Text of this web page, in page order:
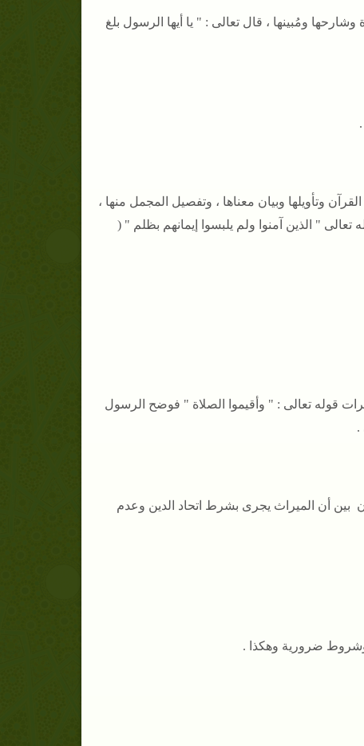
ومُبينها ، قال تعالى : " يا أيها الرسول بلغ
وتأويلها وبيان معناها ، وتفصيل المجمل منها ،
تعالى " الذين آمنوا ولم يلبسوا إيمانهم بظلم " (
قوله تعالى : " وأقيموا الصلاة " فوضح الرسول
.
بين أن الميراث يجرى بشرط اتحاد الدين وعدم
ضرورية وهكذا .